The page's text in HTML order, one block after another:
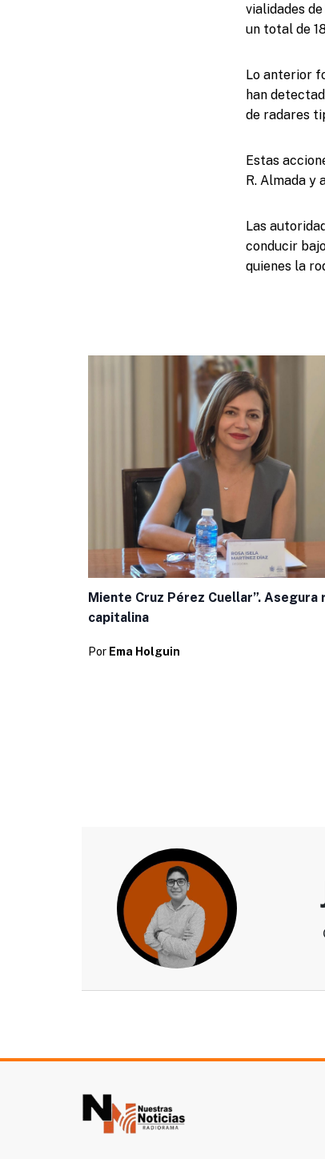
vialidades
un total de
Lo anterior
han
de radares
Estas
R. Almada y
Las
conducir
quienes la
Miente Cruz Pérez Cuellar”. Asegura
capitalina
Por Ema Holguin